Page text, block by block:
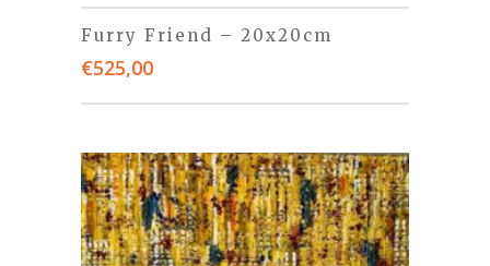
Furry Friend – 20x20cm
€525,00